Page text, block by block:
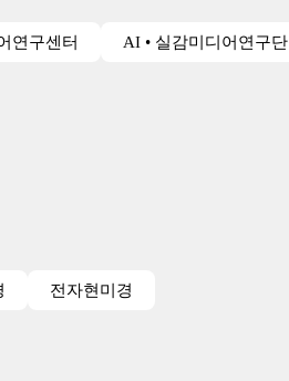
연구센터 AI • 실감미디어연구단
전자현미경